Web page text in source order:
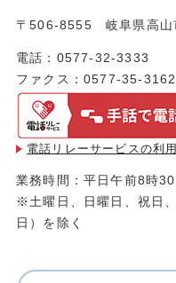
〒506-8555 岐阜県高
電話：0577-32-3333
ファクス：0577-35-3162
電話リレーサービスの利
業務時間：平日午前8時
※土曜日、日曜日、祝日
日）を除く